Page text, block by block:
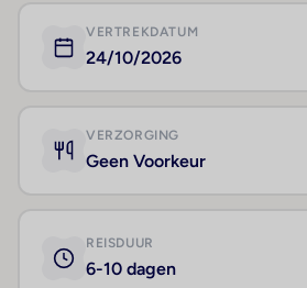
VERTREKDATUM
24/10/2026
VERZORGING
Geen Voorkeur
REISDUUR
6-10 dagen